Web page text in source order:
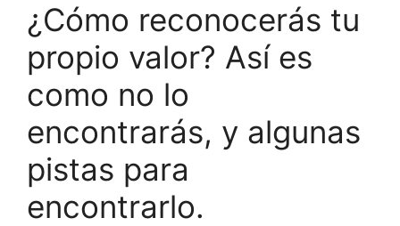
¿Cómo reconocerás tu
propio valor? Así es
como no lo
encontrarás, y algunas
pistas para
encontrarlo.